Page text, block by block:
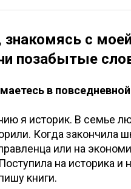
знакомясь с
позабытые
в
я историк. В семье
Когда закончила
или на
на историка
книги.